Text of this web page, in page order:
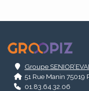
Groupe
51 Rue Manin 75019
01.83.64.32.06